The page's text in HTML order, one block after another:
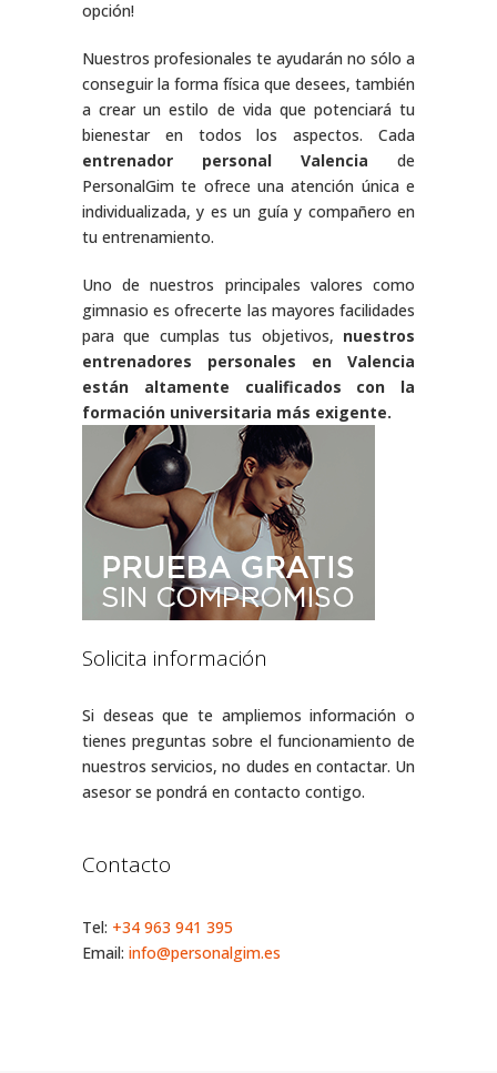
opción!
Nuestros profesionales te ayudarán no sólo a
conseguir la forma física que desees, también
a crear un estilo de vida que potenciará tu
bienestar en todos los aspectos. Cada
entrenador personal Valencia de
PersonalGim te ofrece una atención única e
individualizada, y es un guía y compañero en
tu entrenamiento.
Uno de nuestros principales valores como
gimnasio es ofrecerte las mayores facilidades
para que cumplas tus objetivos, nuestros
entrenadores personales en Valencia
están altamente cualificados con la
formación universitaria más exigente.
Solicita información
Si deseas que te ampliemos información o
tienes preguntas sobre el funcionamiento de
nuestros servicios, no dudes en contactar. Un
asesor se pondrá en contacto contigo.
Contacto
Tel: +34 963 941 395
Email: info@personalgim.es